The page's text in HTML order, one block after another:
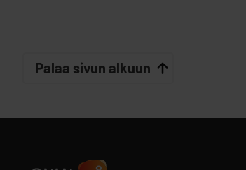
Palaa sivun alkuun